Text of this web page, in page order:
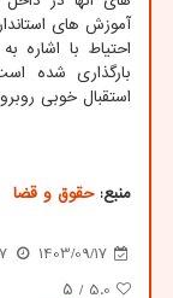
آموزش های
احتیاط با اشاره
بارگذاری شده
استقبال خوبی
منبع:حقوق و قضا
1403/09/17
5.0 / ۵